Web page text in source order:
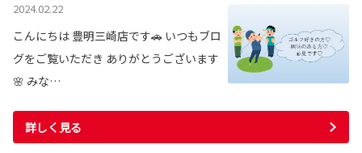
2024.02.22
こんにちは 豊明三崎店です🚗 いつもブロ
グをご覧いただき ありがとうございます
🌸 みな…
詳しく見る